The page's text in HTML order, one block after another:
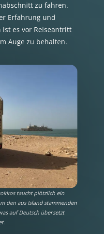
zu fahren.
Erfahrung und
es vor Reiseantritt
Auge zu behalten.
taucht plötzlich ein
den aus Island stammenden
auf Deutsch übersetzt